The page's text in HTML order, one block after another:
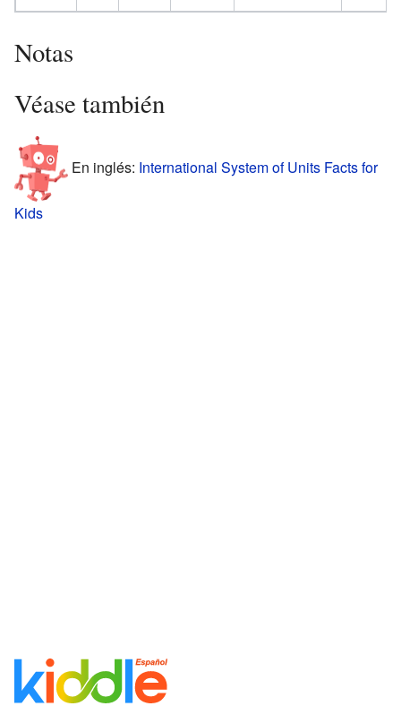
Notas
Véase también
En inglés: International System of Units Facts for
Kids